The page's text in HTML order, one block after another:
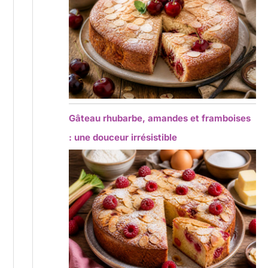
Gâteau rhubarbe, amandes et framboises
: une douceur irrésistible